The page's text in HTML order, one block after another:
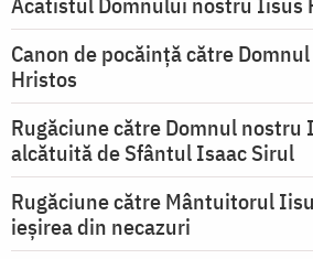
Canon de pocăință către
Hristos
Rugăciune către Domnul nostru
alcătuită de Sfântul Isaac Sirul
Rugăciune către Mântuitorul
ieşirea din necazuri